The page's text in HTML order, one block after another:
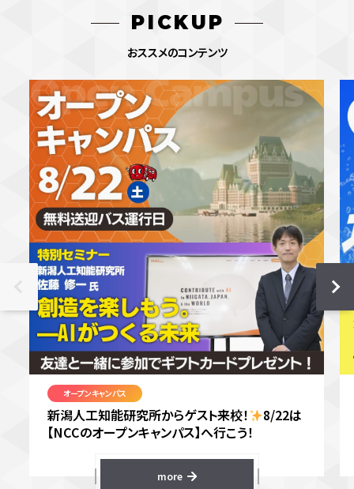
PICKUP
おススメのコンテンツ
オープンキャンパス
新潟人工知能研究所からゲスト来校！
8/22は
【NCCのオープンキャンパス】へ行こう！
more